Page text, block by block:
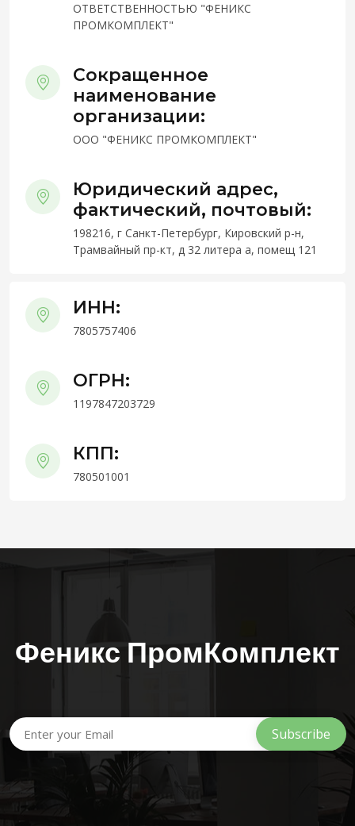
ОТВЕТСТВЕННОСТЬЮ "ФЕНИКС
ПРОМКОМПЛЕКТ"
Сокращенное
наименование
организации:
ООО "ФЕНИКС ПРОМКОМПЛЕКТ"
Юридический адрес,
фактический, почтовый:
198216, г Санкт-Петербург, Кировский р-н,
Трамвайный пр-кт, д 32 литера а, помещ 121
ИНН:
7805757406
ОГРН:
1197847203729
КПП:
780501001
Феникс ПромКомплект